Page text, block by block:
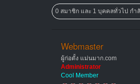
0 สมาชิก และ 1 บุคคลทั่วไป กำ
Webmaster
ผู้ก่อตั้ง แม่นมาก.com
Administrator
Cool Member